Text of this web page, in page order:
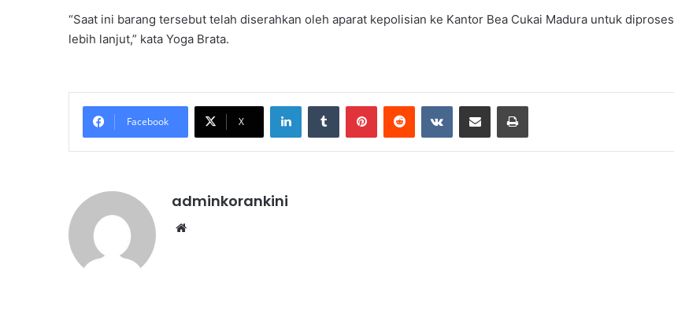
“Saat ini barang tersebut telah diserahkan oleh aparat kepolisian ke Kantor Bea Cukai Madura untuk diproses
lebih lanjut,” kata Yoga Brata.
Facebook X
LinkedInTumblr PinterestReddit VKontakteShare via Email Print
adminkorankini